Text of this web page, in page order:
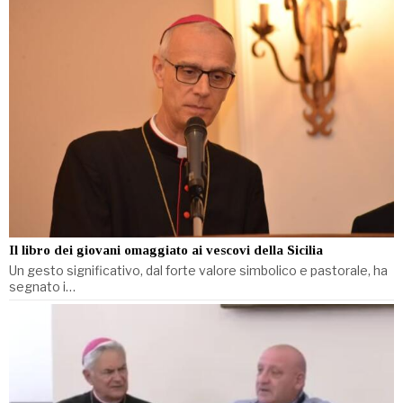
Il libro dei giovani omaggiato ai vescovi della Sicilia
Un gesto significativo, dal forte valore simbolico e pastorale, ha
segnato i…